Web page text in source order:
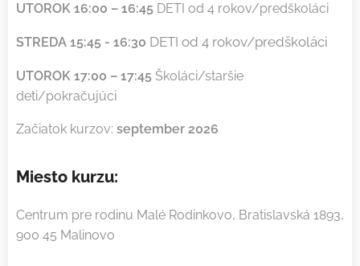
UTOROK 16:00 – 16:45 DETI od 4 rokov/predškoláci
STREDA 15:45 - 16:30 DETI od 4 rokov/predškoláci
UTOROK 17:00 – 17:45 Školáci/staršie
deti/pokračujúci
Začiatok kurzov: september 2026
Miesto kurzu:
Centrum pre rodinu Malé Rodinkovo, Bratislavská 1893,
900 45 Malinovo